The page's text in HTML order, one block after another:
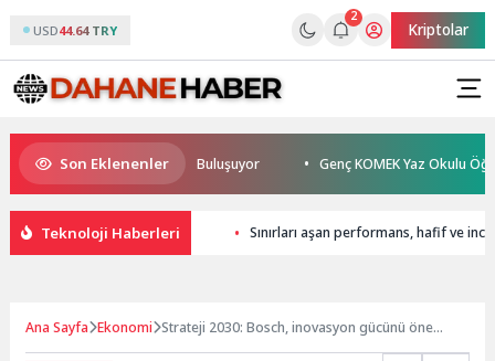
USD44.64 TRY
2
Kriptolar
Son Eklenenler
TESAK’ta Okurlarıyla Buluşuyor Genç KOMEK Yaz Okulu
Teknoloji Haberleri Sınırları aşan performans, hafif ve
Ana Sayfa Ekonomi Strateji 2030: Bosch, inovasyon gücünü öne